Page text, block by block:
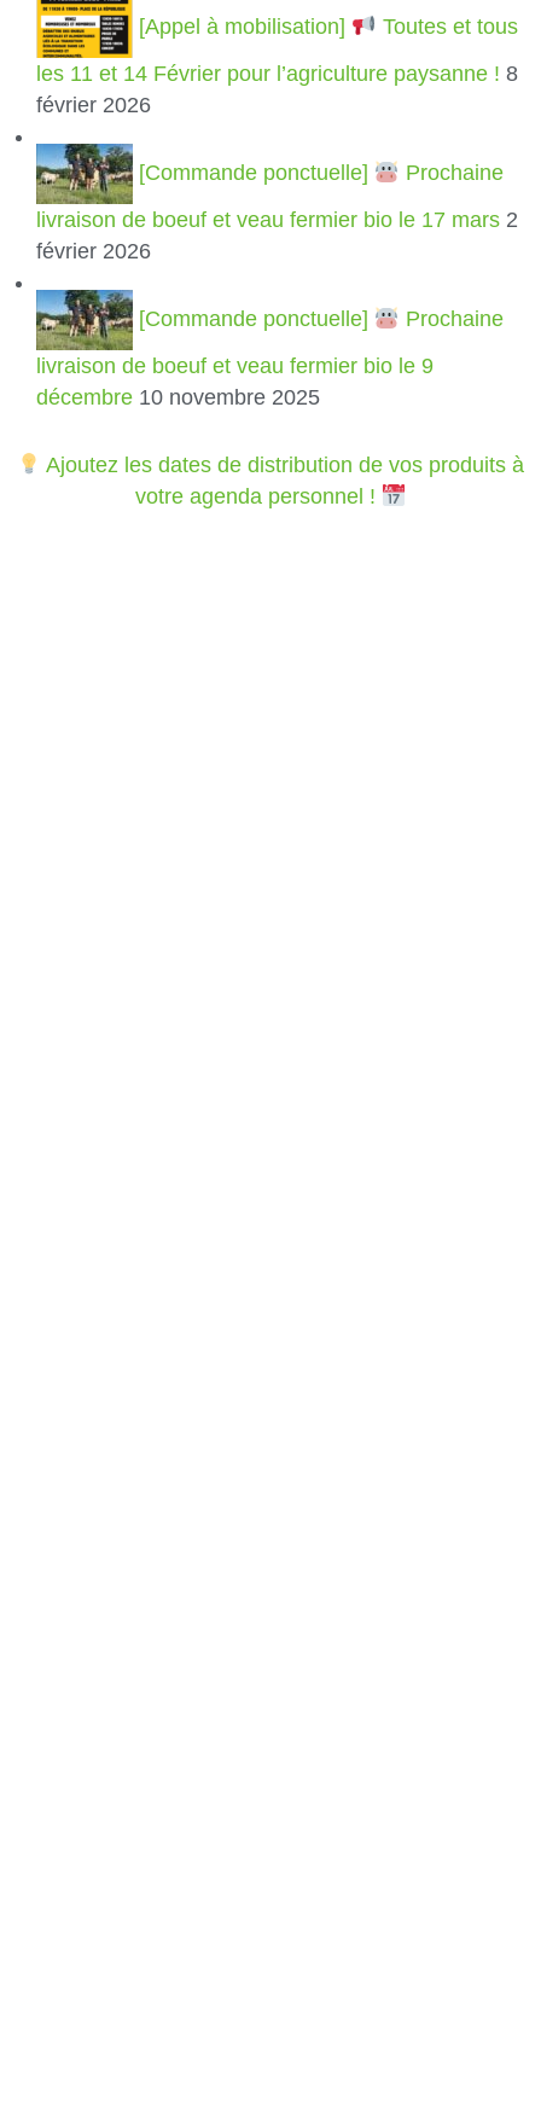
[Appel à mobilisation]
Toutes et tous
les 11 et 14 Février pour l’agriculture paysanne ! 8
février 2026
[Commande ponctuelle]
Prochaine
livraison de boeuf et veau fermier bio le 17 mars 2
février 2026
[Commande ponctuelle]
Prochaine
livraison de boeuf et veau fermier bio le 9
décembre 10 novembre 2025
Ajoutez les dates de distribution de vos produits à
votre agenda personnel !